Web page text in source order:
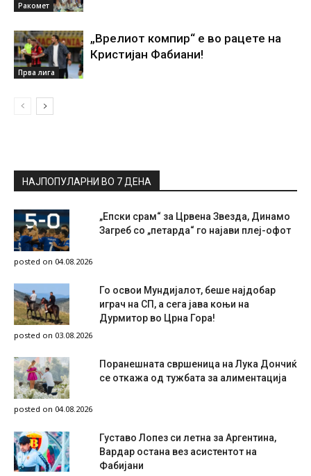
Ракомет
Прва лига
„Врелиот компир“ е во рацете на
Кристијан Фабиани!
НАЈПОПУЛАРНИ ВО 7 ДЕНА
„Епски срам“ за Црвена Звезда, Динамо
Загреб со „петарда“ го најави плеј-офот
posted on 04.08.2026
Го освои Мундијалот, беше најдобар
играч на СП, а сега јава коњи на
Дурмитор во Црна Гора!
posted on 03.08.2026
Поранешната свршеница на Лука Дончиќ
се откажа од тужбата за алиментација
posted on 04.08.2026
Густаво Лопез си летна за Аргентина,
Вардар остана вез асистентот на
Фабијани